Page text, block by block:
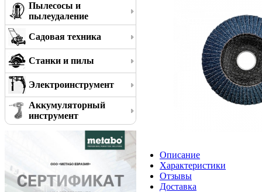
Пылесосы и
пылеудаление
Садовая техника
Станки и пилы
Электроинструмент
Аккумуляторный
инструмент
Описание
Характеристики
Отзывы
Доставка